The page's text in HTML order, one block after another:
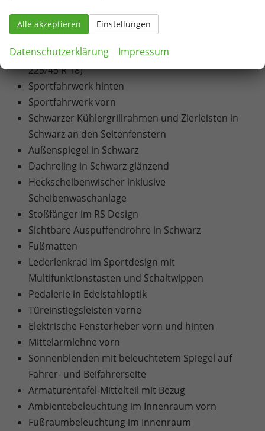
Matrix-LED-Scheinwerfer
LED-Heckleuchten in Kristallglasoptik
18"-Leichtmetallfelgen "Comet" in Schwarz (Reifen
225/45 R 18)
Sportfahrwerk hinten
Sportfahrwerk vorn
Schwarzer Kühlergrillrahmen und Zierleisten in
Schwarz an den Seitenfenstern
Außenspiegel in Schwarz
Dachreling in Schwarz glänzend
Heckscheibenwischer inklusive
Scheibenwaschanlage
Stoßfänger im RS Design
Sichtbare Auspuffendrohre in Schwarz
Fußmatten
Lederlenkrad im Sportdesign mit
Multifunktionstasten und Schaltwippen
Pedalerie in Edelstahloptik
Türeinstiegsleisten vorne
Elektrische Fensterheber vorn und hinten
Mittelarmlehne vorn
Sonnenblenden mit beleuchtetem Spiegel auf
Fahrer- und Beifahrerseite
Armaturentafel-Mittelteil mit Bezug
Ambientebeleuchtung im Innenraum vorn
Fußraumbeleuchtung im Innenraum
Alle akzeptieren Einstellungen
Datenschutzerklärung Impressum